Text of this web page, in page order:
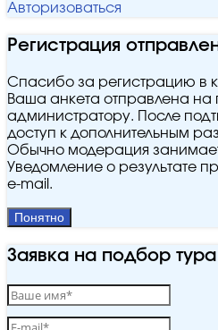
Авторизоваться
Регистрация
Спасибо за регистрацию в
Ваша анкета отправлена на
администратору. После
доступ к дополнительным
Обычно модерация
Уведомление о результате
e‑mail.
Понятно
Заявка на подбор тура